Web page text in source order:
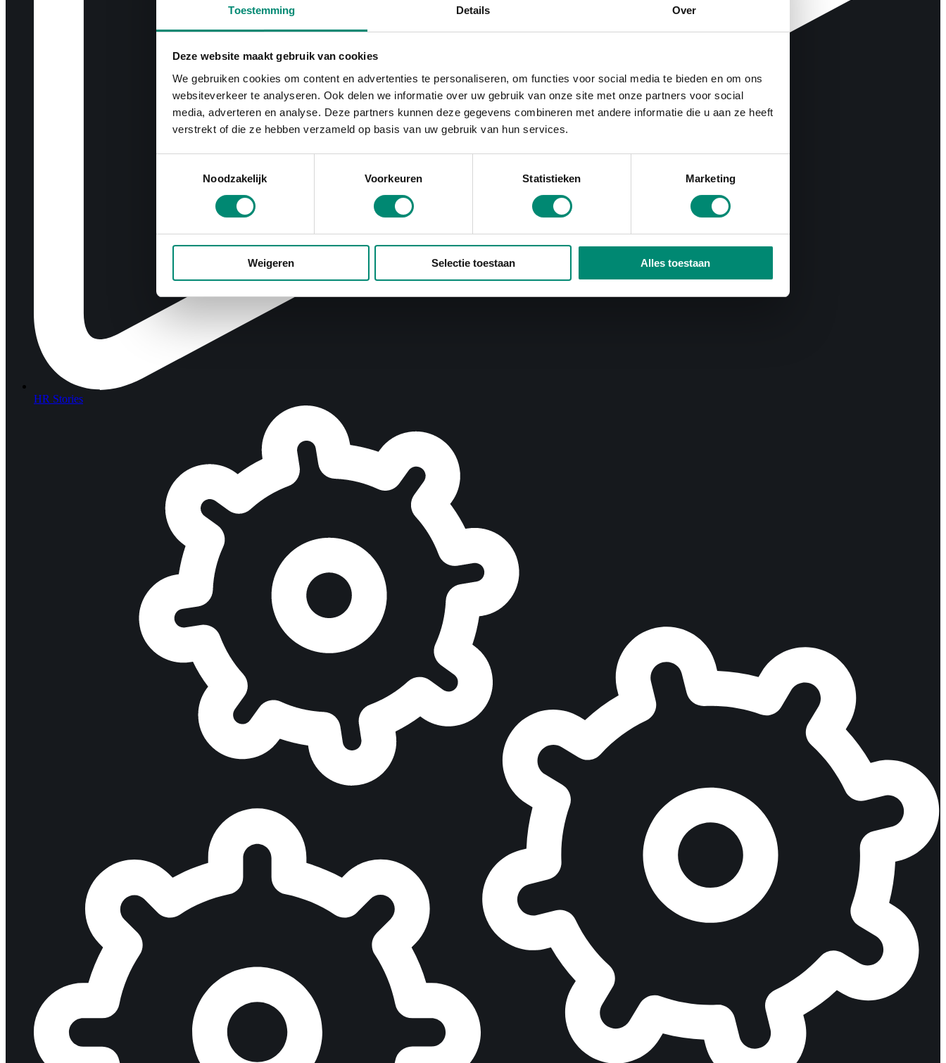
Toestemming Details Over
Deze website maakt gebruik van cookies
We gebruiken cookies om content en advertenties te personaliseren, om functies voor social media te bieden en om ons
websiteverkeer te analyseren. Ook delen we informatie over uw gebruik van onze site met onze partners voor social
media, adverteren en analyse. Deze partners kunnen deze gegevens combineren met andere informatie die u aan ze heeft
verstrekt of die ze hebben verzameld op basis van uw gebruik van hun services.
Noodzakelijk
Voorkeuren Statistieken Marketing
Weigeren Selectie toestaan Alles toestaan
HR Stories